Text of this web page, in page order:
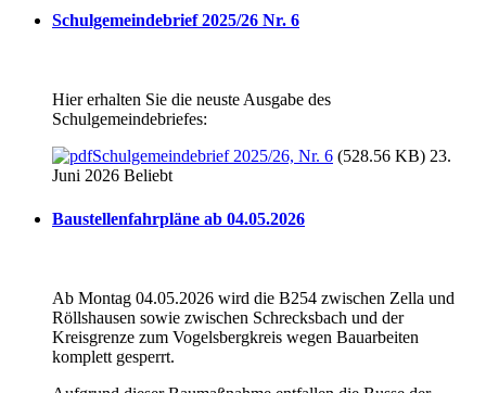
Schulgemeindebrief 2025/26 Nr. 6
Hier erhalten Sie die neuste Ausgabe des
Schulgemeindebriefes:
Schulgemeindebrief 2025/26, Nr. 6 (528.56 KB) 23.
Juni 2026 Beliebt
Baustellenfahrpläne ab 04.05.2026
Ab Montag 04.05.2026 wird die B254 zwischen Zella und
Röllshausen sowie zwischen Schrecksbach und der
Kreisgrenze zum Vogelsbergkreis wegen Bauarbeiten
komplett gesperrt.